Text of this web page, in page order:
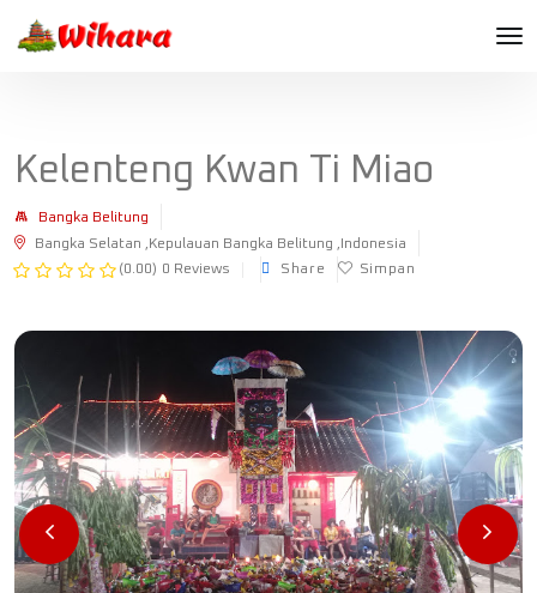
Kelenteng Kwan Ti Miao
Bangka Belitung
Bangka Selatan ,Kepulauan Bangka Belitung ,Indonesia
(0.00) 0 Reviews Share Simpan